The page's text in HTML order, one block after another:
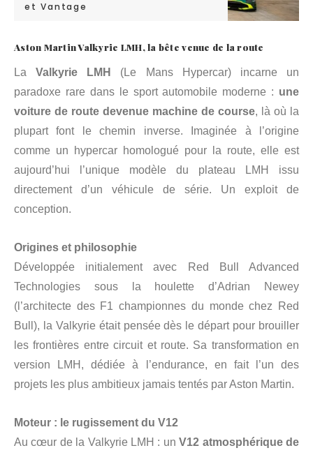
et Vantage
Aston Martin Valkyrie LMH, la bête venue de la route
LaValkyrie LMH
(Le Mans Hypercar) incarne un
paradoxe rare dans le sport automobile moderne : une
voiture de route devenue machine de course, là où la
plupart font le chemin inverse. Imaginée à l’origine
comme un hypercar homologué pour la route, elle est
aujourd’hui l’unique modèle du plateau LMH issu
directement d’un véhicule de série. Un exploit de
conception.
Origines et philosophie
Développée initialement avec Red Bull Advanced
Technologies sous la houlette d’Adrian Newey
(l’architecte des F1 championnes du monde chez Red
Bull), la Valkyrie était pensée dès le départ pour brouiller
les frontières entre circuit et route. Sa transformation en
version LMH, dédiée à l’endurance, en fait l’un des
projets les plus ambitieux jamais tentés par Aston Martin.
Moteur : le rugissement du V12
Au cœur de la Valkyrie LMH : unV12 atmosphérique de